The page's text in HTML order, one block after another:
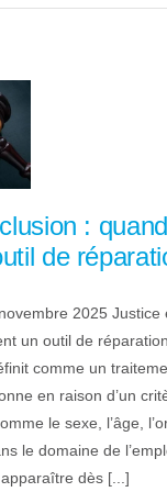
:
de
2025 Justice
un outil de
comme un
en raison d’un
le sexe, l’âge,
le domaine de
dès [...]